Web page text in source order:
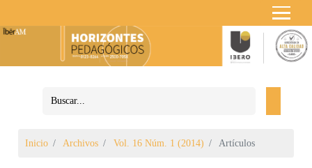
Inicio Archivos Vol. 16 Núm. 1 (2014) Artículos